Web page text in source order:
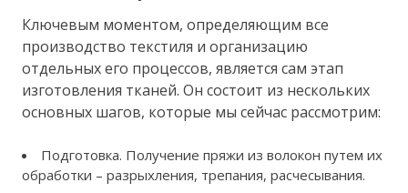
Ключевым моментом, определяющим все
производство текстиля и организацию
отдельных его процессов, является сам этап
изготовления тканей. Он состоит из нескольких
основных шагов, которые мы сейчас рассмотрим:
Подготовка. Получение пряжи из волокон путем их
обработки – разрыхления, трепания, расчесывания.